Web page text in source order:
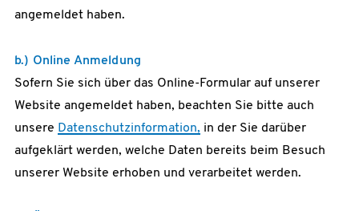
angemeldet haben.
b.) Online Anmeldung
Sofern Sie sich über das Online-Formular auf unserer
Website angemeldet haben, beachten Sie bitte auch
unsere Datenschutzinformation, in der Sie darüber
aufgeklärt werden, welche Daten bereits beim Besuch
unserer Website erhoben und verarbeitet werden.